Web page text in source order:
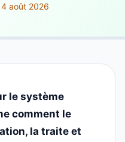
août 2026
le système
comment le
la traite et